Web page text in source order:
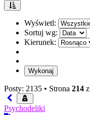
Wyświetl:
Sortuj wg:
Kierunek:
Posty: 2135 • Strona 214 z
Psychodeliki